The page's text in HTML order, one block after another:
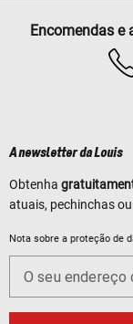
Encomendas e
A newsletter da Louis
Obtenha
atuais, pechinchas
Nota sobre a proteção de
O seu endereço